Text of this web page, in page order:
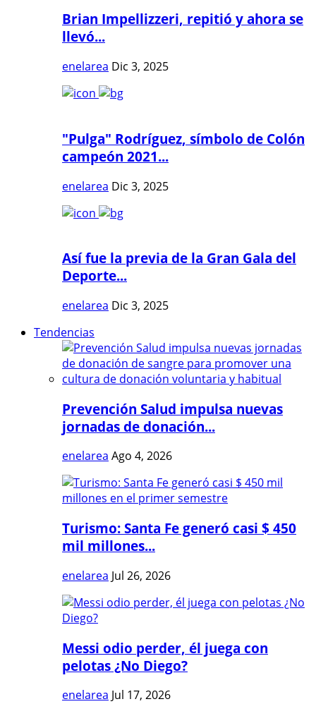
Brian Impellizzeri, repitió y ahora se
llevó...
enelarea Dic 3, 2025
"Pulga" Rodríguez, símbolo de Colón
campeón 2021...
enelarea Dic 3, 2025
Así fue la previa de la Gran Gala del
Deporte...
enelarea Dic 3, 2025
Tendencias
Prevención Salud impulsa nuevas
jornadas de donación...
enelarea Ago 4, 2026
Turismo: Santa Fe generó casi $ 450
mil millones...
enelarea Jul 26, 2026
Messi odio perder, él juega con
pelotas ¿No Diego?
enelarea Jul 17, 2026